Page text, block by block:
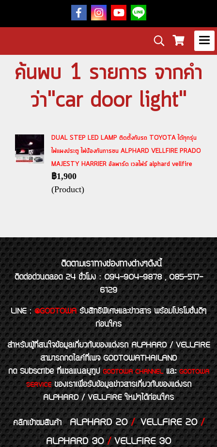
ค้นพบ 1 รายการ จากคำ
ว่า"car door light"
DUAL STEP LED LAMP ติดตั้งกับรถ TOYOTA ได้ทุกรุ่น
ไฟแผงประตู ไฟป้องกันการชน ALPHARD VELLFIRE PRADO
MAJESTY HARRIER อัลพาร์ด เวลไฟร์ alphard vellfire
฿1,900
(Product)
ติดตามเราทางช่องทางต่างๆดังนี้
ติดต่อด่วนตลอด 24 ชั่วโมง : 094-904-9878 , 085-517-
6129
LINE : @GODTOWA รับสิทธิพิเศษและข่าวสาร พร้อมโปรโมชั่นดีๆ
ก่อนใคร
สำหรับผู้ที่สนใจข้อมูลเกี่ยวกับของแต่งรถ ALPHARD / VELLFIRE
สามารถกดไลค์ที่เพจ GODTOWATHAILAND
กด Subscribe ที่แชลแนลยูทูปGODTOWA CHANNELและGODTOWA
SERVICEของเราเพื่อรับข้อมูลข่าวสารเกี่ยวกับของแต่งรถ
ALPHARD / VELLFIRE ใหม่ๆได้ก่อนใคร
คลิกเข้าชมสินค้า ALPHARD 20/VELLFIRE 20/
ALPHARD 30/VELLFIRE 30